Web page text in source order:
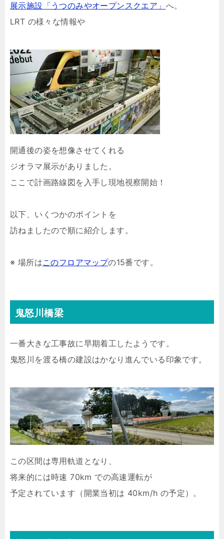
展示施設「うつのみやオープンスクエア」 へ。
LRT の様々な情報や
開通後の姿を想像させてくれる
ジオラマ展示がありました。
ここで計画路線図を入手し現地視察開始！
以下、いくつかのポイントを
訪ねましたので順に紹介します。
※ 場所はこのフロアマップの15番です。
鬼怒川橋梁
一番大きな工事故に早期着工したようです。
鬼怒川を渡る橋の建設はかなり進んでいる印象です。
この区間は専用軌道となり、
将来的には時速 70km での高速運転が
予定されています（開業当初は 40km/h の予定）。